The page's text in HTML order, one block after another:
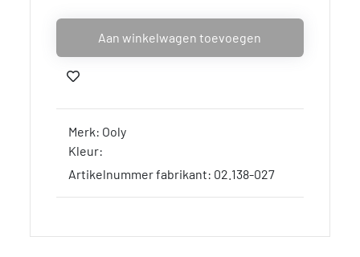
Aan winkelwagen toevoegen
Merk: Ooly
Kleur:
Artikelnummer fabrikant: 02.138-027